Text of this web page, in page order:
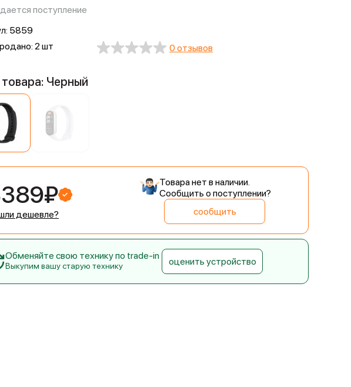
поступление
5859
2 шт
0 отзывов
Черный
дешевле?
Товара нет в наличии.
Сообщить о поступлении?
сообщить
Обменяйте свою технику по trade-in
Выкупим вашу старую технику оценить устройство